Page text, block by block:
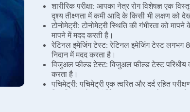
शारीरिक परीक्षा: आपका नेत्र रोग विशेषज्ञ एक
दृश्य तीक्ष्णता में कमी आदि के किसी भी लक्षण को
टोनोमेट्री: टोनोमेट्री स्थिति की गंभीरता को
मापने में मदद करती है।
रेटिनल इमेजिंग टेस्ट: रेटिनल इमेजिंग टेस्ट
निदान में मदद करता है।
विजुअल फील्ड टेस्ट: विजुअल फील्ड टेस्ट परिधीय
करता है।
पचिमेट्री: पचिमेट्री एक त्वरित और दर्द रहित
लिए कि ग्लूकोमा कॉर्नियल असामान्यता के कारण